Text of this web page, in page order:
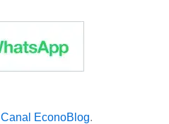
Canal EconoBlog.